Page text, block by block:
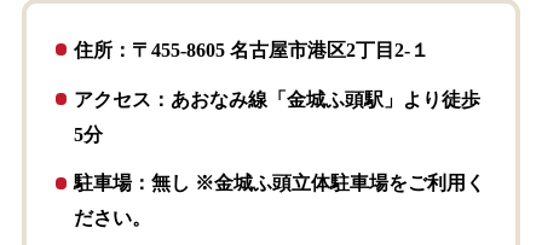
住所：〒455-8605 名古屋市港区2丁目2-１
アクセス：あおなみ線「金城ふ頭駅」より徒歩
5分
駐車場：無し ※金城ふ頭立体駐車場をご利用く
ださい。